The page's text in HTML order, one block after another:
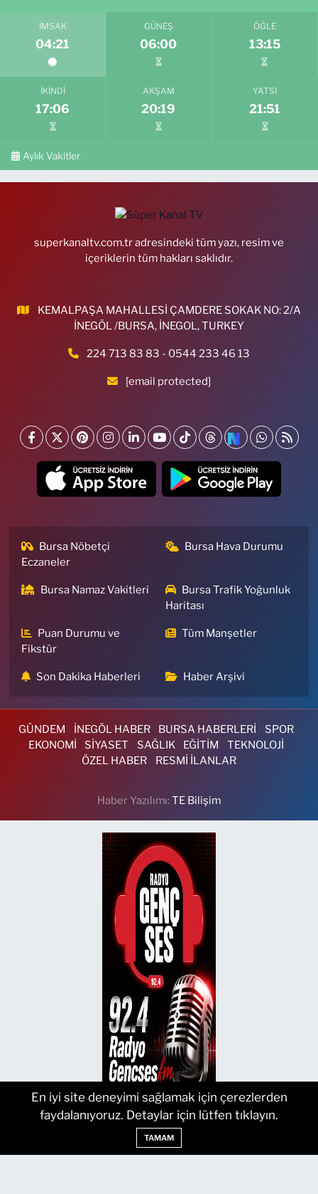
İMSAK
04:21
GÜNEŞ
06:00
ÖĞLE
13:15
İKINDI
17:06
AKŞAM
20:19
YATSI
21:51
Aylık Vakitler
superkanaltv.com.tr adresindeki tüm yazı, resim ve
içeriklerin tüm hakları saklıdır.
KEMALPAŞA MAHALLESİ ÇAMDERE SOKAK NO: 2/A
İNEGÖL /BURSA, İNEGOL, TURKEY
224 713 83 83 - 0544 233 46 13
[email protected]
Bursa Nöbetçi
Eczaneler
Bursa Hava Durumu
Bursa Namaz Vakitleri
Bursa Trafik Yoğunluk
Haritası
Puan Durumu ve
Fikstür
Tüm Manşetler
Son Dakika Haberleri Haber Arşivi
GÜNDEM İNEGÖL HABER BURSA HABERLERİ
SPOR
EKONOMİ
SİYASET SAĞLIK EĞİTİM
TEKNOLOJİ
ÖZEL HABER
RESMİ İLANLAR
Haber Yazılımı:TE Bilişim
En iyi site deneyimi sağlamak için çerezlerden
faydalanıyoruz. Detaylar için lütfen tıklayın.
TAMAM